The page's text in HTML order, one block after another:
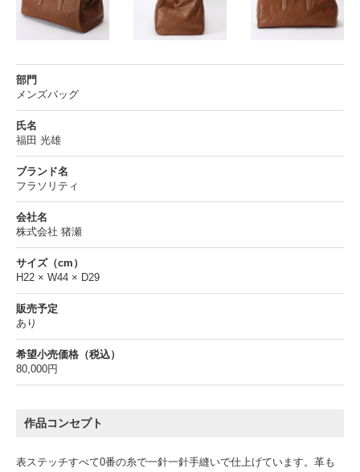
部門
メンズバッグ
氏名
福田 光雄
ブランド名
フラソリティ
会社名
株式会社 猪瀬
サイズ（cm）
H22 × W44 × D29
販売予定
あり
希望小売価格（税込）
80,000円
作品コンセプト
表ステッチすべて0番の糸で一針一針手縫いで仕上げています。革も